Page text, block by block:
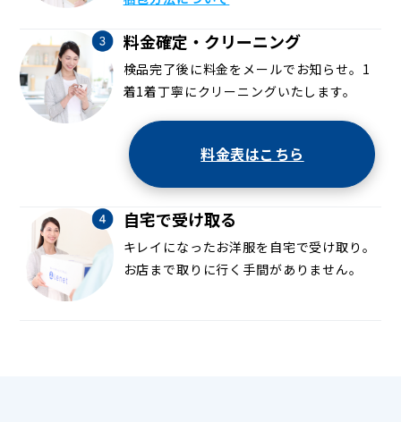
料金確定・クリーニング
検品完了後に料金をメールでお知らせ。1
着1着丁寧にクリーニングいたします。
料金表はこちら
自宅で受け取る
キレイになったお洋服を自宅で受け取り。
お店まで取りに行く手間がありません。